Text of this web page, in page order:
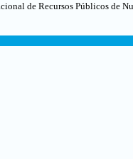
de Recursos Públicos de